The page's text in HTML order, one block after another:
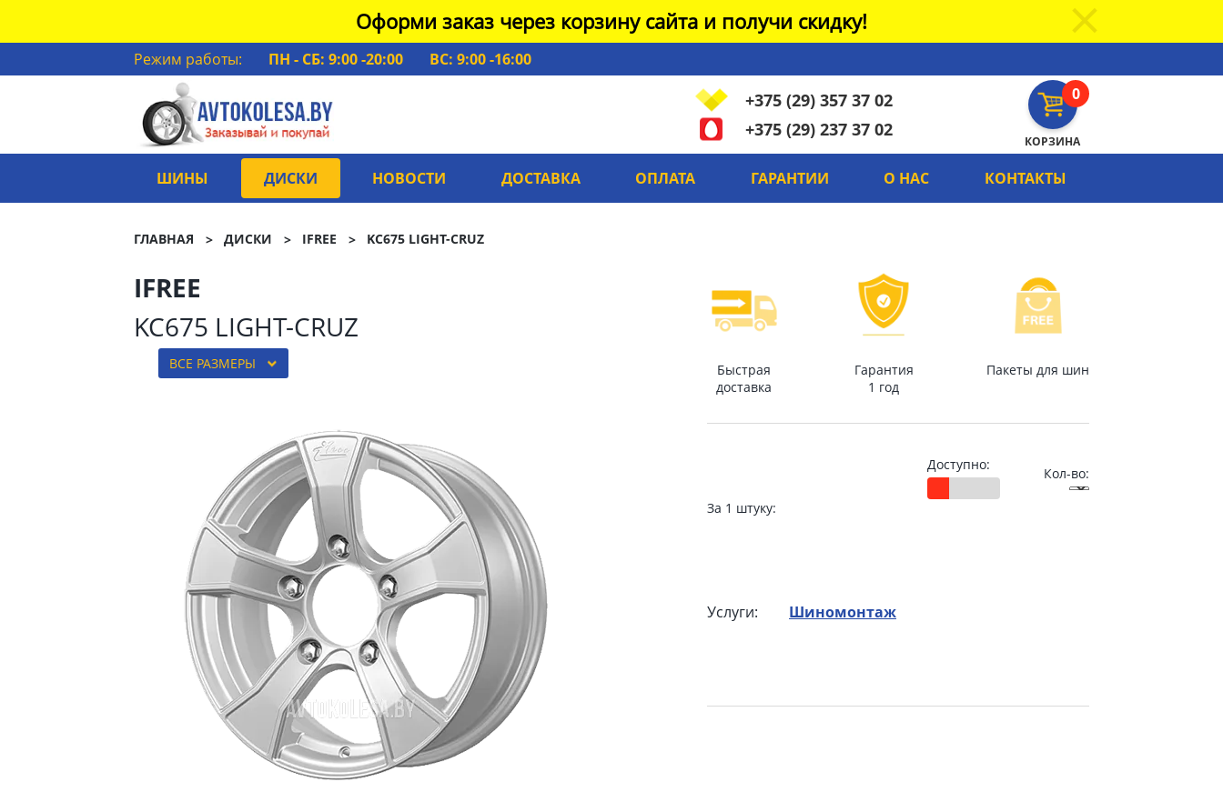
Оформи заказ через корзину сайта и получи скидку!
Режим работы: ПН - СБ: 9:00 -20:00
ВС: 9:00 -16:00
0
КОРЗИНА
+375 (29) 357 37 02
+375 (29) 237 37 02
ШИНЫ ДИСКИ НОВОСТИ ДОСТАВКА ОПЛАТА ГАРАНТИИ О НАС КОНТАКТЫ
ГЛАВНАЯ ДИСКИ IFREE KC675 LIGHT-CRUZ
IFREE
KC675 LIGHT-CRUZ
ВСЕ РАЗМЕРЫ
Быстрая
доставка
Гарантия
1 год
Пакеты для шин
Доступно:
Кол-во:
За 1 штуку:
Услуги: Шиномонтаж